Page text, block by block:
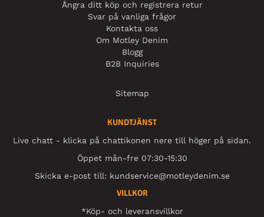
Ångra ditt köp och registrera retur
Svar på vanliga frågor
Kontakta oss
Om Motley Denim
Blogg
B2B Inquiries
Sitemap
KUNDTJÄNST
Live chatt - klicka på chattikonen nere till höger på sidan.
Öppet mån-fre 07:30-15:30
Skicka e-post till: kundservice@motleydenim.se
VILLKOR
*Köp- och leveransvillkor